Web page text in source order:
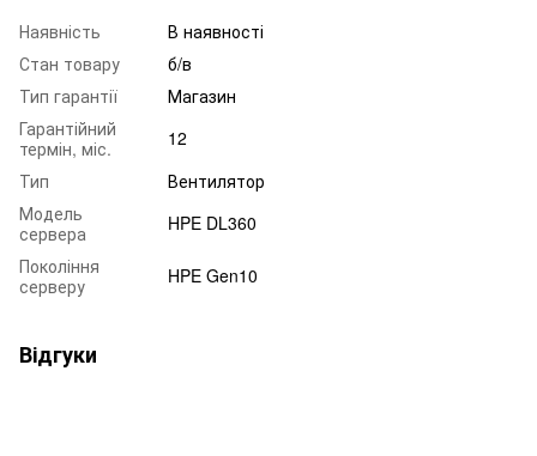
Наявність
В наявності
Стан товару
б/в
Тип гарантії
Магазин
Гарантійний
термін, міс.
12
Тип
Вентилятор
Модель
сервера
HPE DL360
Покоління
серверу
HPE Gen10
Відгуки